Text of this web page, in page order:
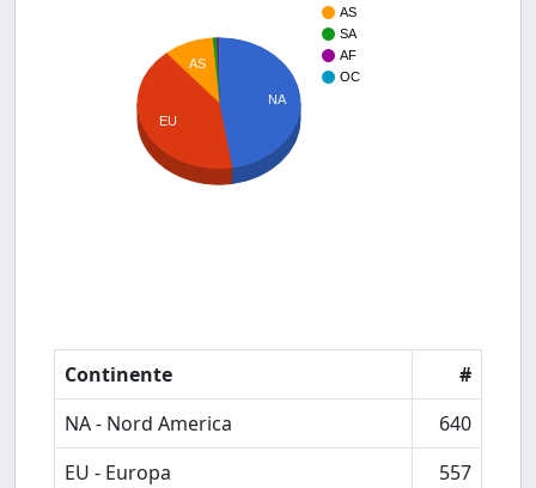
AS
SA
AF
OC
NA
AS
EU
Continente
#
NA - Nord America
640
EU - Europa
557